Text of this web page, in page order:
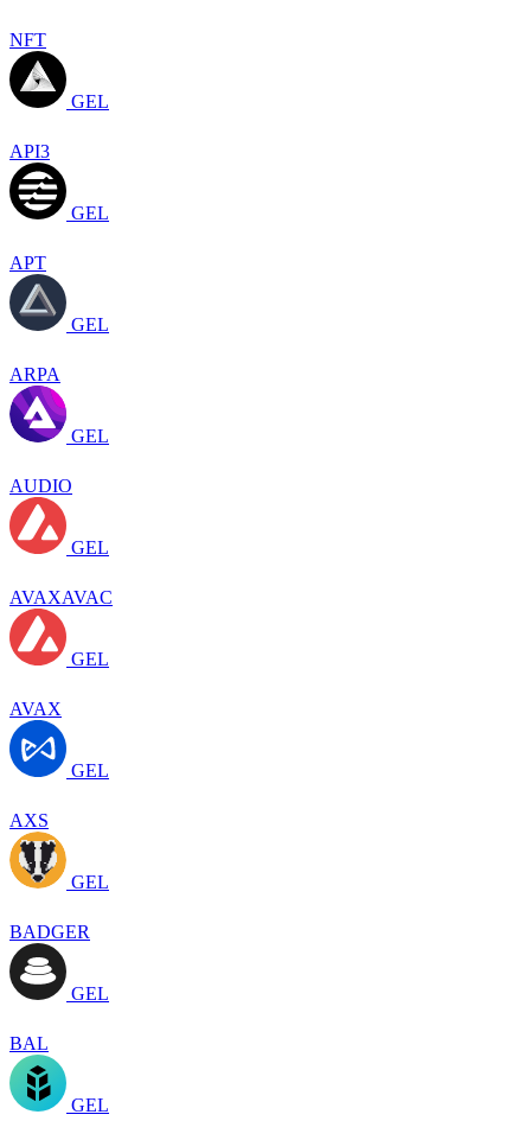
NFT
GEL
API3
GEL
APT
GEL
ARPA
GEL
AUDIO
GEL
AVAXAVAC
GEL
AVAX
GEL
AXS
GEL
BADGER
GEL
BAL
GEL